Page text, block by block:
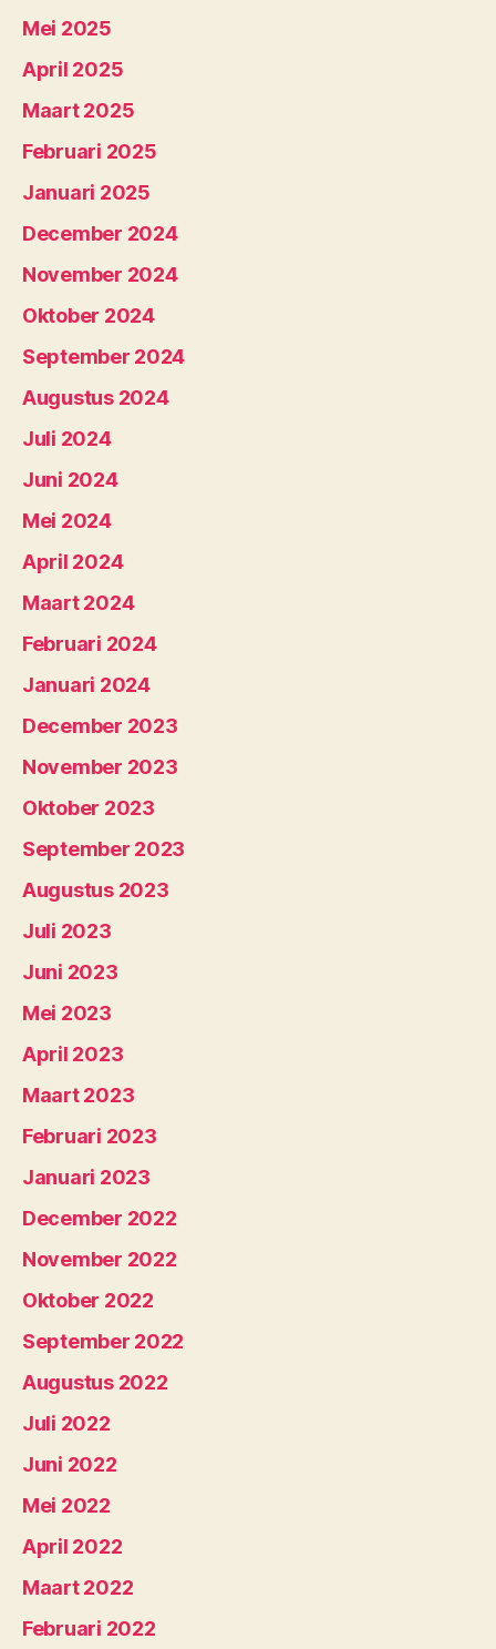
Mei 2025
April 2025
Maart 2025
Februari 2025
Januari 2025
December 2024
November 2024
Oktober 2024
September 2024
Augustus 2024
Juli 2024
Juni 2024
Mei 2024
April 2024
Maart 2024
Februari 2024
Januari 2024
December 2023
November 2023
Oktober 2023
September 2023
Augustus 2023
Juli 2023
Juni 2023
Mei 2023
April 2023
Maart 2023
Februari 2023
Januari 2023
December 2022
November 2022
Oktober 2022
September 2022
Augustus 2022
Juli 2022
Juni 2022
Mei 2022
April 2022
Maart 2022
Februari 2022